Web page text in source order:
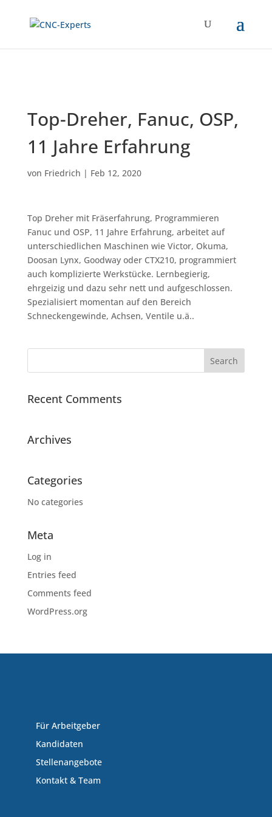
Top-Dreher, Fanuc, OSP,
11 Jahre Erfahrung
von Friedrich | Feb 12, 2020
Top Dreher mit Fräserfahrung, Programmieren
Fanuc und OSP, 11 Jahre Erfahrung, arbeitet auf
unterschiedlichen Maschinen wie Victor, Okuma,
Doosan Lynx, Goodway oder CTX210, programmiert
auch komplizierte Werkstücke. Lernbegierig,
ehrgeizig und dazu sehr nett und aufgeschlossen.
Spezialisiert momentan auf den Bereich
Schneckengewinde, Achsen, Ventile u.ä..
Recent Comments
Archives
Categories
No categories
Meta
Log in
Entries feed
Comments feed
WordPress.org
Für Arbeitgeber
Kandidaten
Stellenangebote
Kontakt & Team